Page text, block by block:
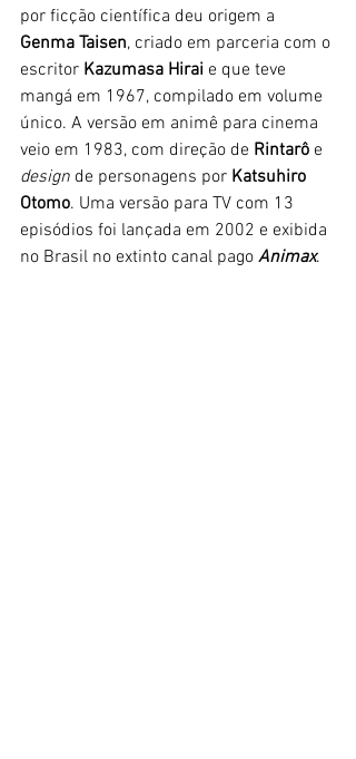
por ficção científica deu origem a
Genma Taisen, criado em parceria com o
escritor Kazumasa Hirai e que teve
mangá em 1967, compilado em volume
único. A versão em animê para cinema
veio em 1983, com direção de Rintarô e
design de personagens por Katsuhiro
Otomo. Uma versão para TV com 13
episódios foi lançada em 2002 e exibida
no Brasil no extinto canal pago Animax.